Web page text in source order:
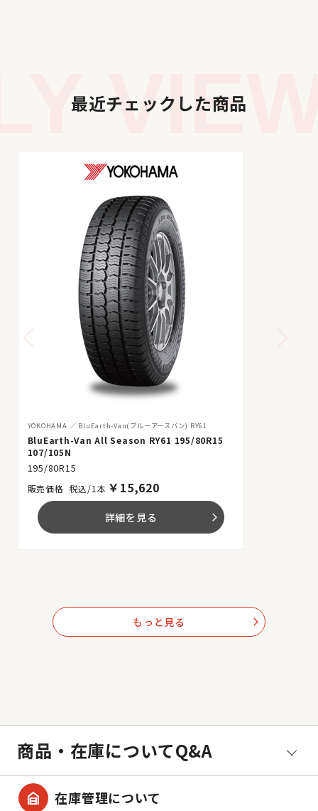
最近チェックした商品
YOKOHAMA BluEarth-Van(ブルーアースバン) RY61
BluEarth-Van All Season RY61 195/80R15
107/105N
195/80R15
税込/1本 ￥ 15,620
詳細を見る arrow_forward_ios
もっと見る arrow_forward_ios
商品・在庫についてQ&A
garage_home 在庫管理について